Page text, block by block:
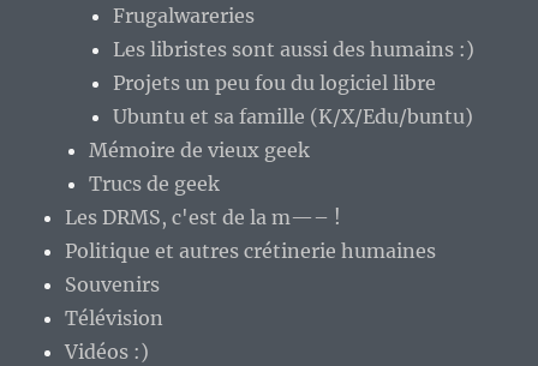
Frugalwareries
Les libristes sont aussi des humains :)
Projets un peu fou du logiciel libre
Ubuntu et sa famille (K/X/Edu/buntu)
Mémoire de vieux geek
Trucs de geek
Les DRMS, c'est de la m—– !
Politique et autres crétinerie humaines
Souvenirs
Télévision
Vidéos :)